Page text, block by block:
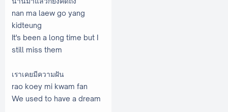
nan ma laew go yang
kidteung
It's been a long time but I
still miss them
เราเคยมีความฝัน
rao koey mi kwam fan
We used to have a dream